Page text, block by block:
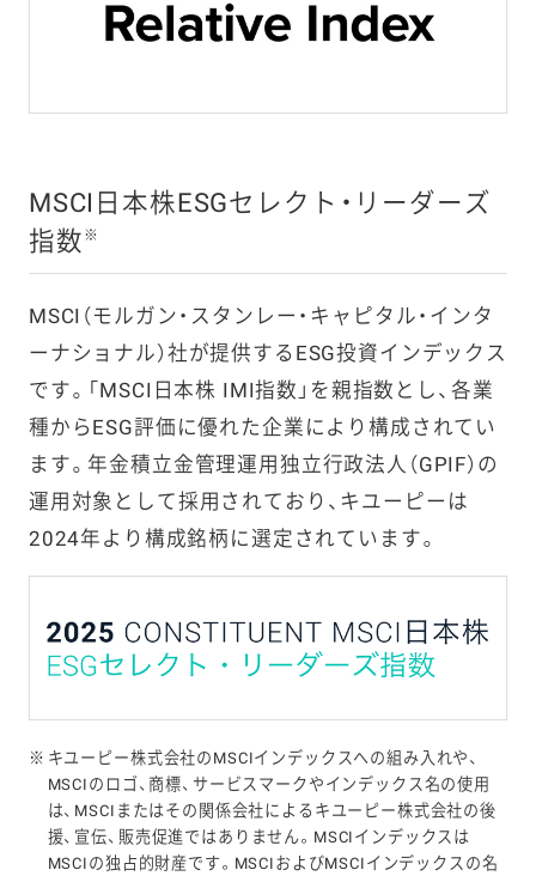
MSCI日本株ESGセレクト・リーダーズ
指数 ※
MSCI（モルガン・スタンレー・キャピタル・インタ
ーナショナル）社が提供するESG投資インデックス
です。「MSCI日本株 IMI指数」を親指数とし、各業
種からESG評価に優れた企業により構成されてい
ます。年金積立金管理運用独立行政法人（GPIF）の
運用対象として採用されており、キユーピーは
2024年より構成銘柄に選定されています。
※ キユーピー株式会社のMSCIインデックスへの組み入れや、
MSCIのロゴ、商標、サービスマークやインデックス名の使用
は、MSCIまたはその関係会社によるキユーピー株式会社の後
援、宣伝、販売促進ではありません。MSCIインデックスは
MSCIの独占的財産です。MSCIおよびMSCIインデックスの名